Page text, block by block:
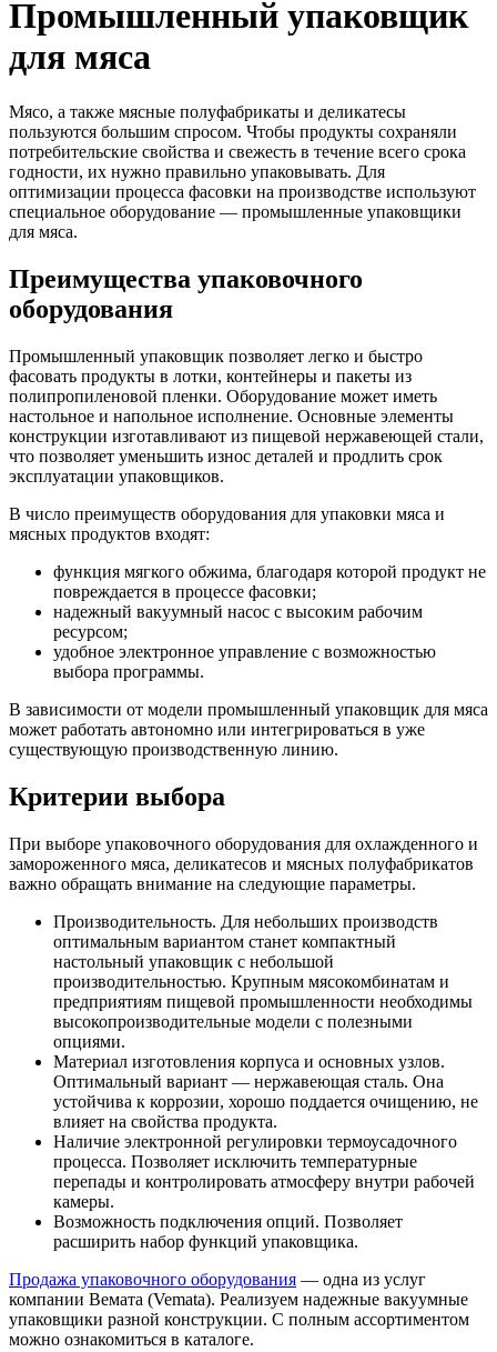
Промышленный упаковщик
для мяса
Мясо, а также мясные полуфабрикаты и деликатесы
пользуются большим спросом. Чтобы продукты сохраняли
потребительские свойства и свежесть в течение всего срока
годности, их нужно правильно упаковывать. Для
оптимизации процесса фасовки на производстве используют
специальное оборудование — промышленные упаковщики
для мяса.
Преимущества упаковочного
оборудования
Промышленный упаковщик позволяет легко и быстро
фасовать продукты в лотки, контейнеры и пакеты из
полипропиленовой пленки. Оборудование может иметь
настольное и напольное исполнение. Основные элементы
конструкции изготавливают из пищевой нержавеющей стали,
что позволяет уменьшить износ деталей и продлить срок
эксплуатации упаковщиков.
В число преимуществ оборудования для упаковки мяса и
мясных продуктов входят:
функция мягкого обжима, благодаря которой продукт не
повреждается в процессе фасовки;
надежный вакуумный насос с высоким рабочим
ресурсом;
удобное электронное управление с возможностью
выбора программы.
В зависимости от модели промышленный упаковщик для мяса
может работать автономно или интегрироваться в уже
существующую производственную линию.
Критерии выбора
При выборе упаковочного оборудования для охлажденного и
замороженного мяса, деликатесов и мясных полуфабрикатов
важно обращать внимание на следующие параметры.
Производительность. Для небольших производств
оптимальным вариантом станет компактный
настольный упаковщик с небольшой
производительностью. Крупным мясокомбинатам и
предприятиям пищевой промышленности необходимы
высокопроизводительные модели с полезными
опциями.
Материал изготовления корпуса и основных узлов.
Оптимальный вариант — нержавеющая сталь. Она
устойчива к коррозии, хорошо поддается очищению, не
влияет на свойства продукта.
Наличие электронной регулировки термоусадочного
процесса. Позволяет исключить температурные
перепады и контролировать атмосферу внутри рабочей
камеры.
Возможность подключения опций. Позволяет
расширить набор функций упаковщика.
Продажа упаковочного оборудования — одна из услуг
компании Вемата (Vemata). Реализуем надежные вакуумные
упаковщики разной конструкции. С полным ассортиментом
можно ознакомиться в каталоге.